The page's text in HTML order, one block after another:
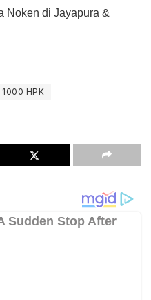
Noken di Jayapura &
HPK